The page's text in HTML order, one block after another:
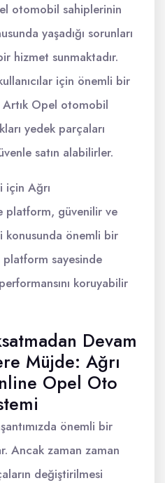
otomobil sahiplerinin
yaşadığı sorunları
hizmet sunmaktadır.
için önemli bir
Opel otomobil
yedek parçaları
satın alabilirler.
Ağrı
platform, güvenilir ve
konusunda önemli bir
platform sayesinde
koruyabilir
Devam
Müjde: Ağrı
Opel Oto
önemli bir
Ancak zaman zaman
değiştirilmesi